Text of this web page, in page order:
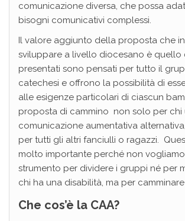
comunicazione diversa, che possa
bisogni comunicativi complessi.
Il valore aggiunto della proposta che
sviluppare a livello diocesano è quello
presentati sono pensati per tutto il
catechesi e offrono la possibilità di
alle esigenze particolari di ciascun
proposta di cammino non solo per chi
comunicazione aumentativa
per tutti gli altri fanciulli o ragazzi.
molto importante perché non
strumento per dividere i gruppi né per
chi ha una disabilità, ma per
Che cos’è la CAA?